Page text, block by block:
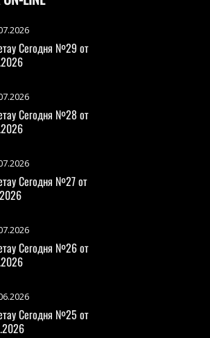
Сегодня №29 от
Сегодня №28 от
Сегодня №27 от
Сегодня №26 от
Сегодня №25 от